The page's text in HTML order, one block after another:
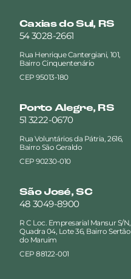
Caxias do Sul, RS
54 3028-2661
Rua Henrique Cantergiani, 101,
Bairro Cinquentenário
CEP 95013-180
Porto Alegre, RS
51 3222-0670
Rua Voluntários da Pátria, 2616,
Bairro São Geraldo
CEP 90230-010
São José, SC
48 3049-8900
R C Loc. Empresarial Mansur S/N,
Quadra 04, Lote 36, Bairro Sertão
do Maruim
CEP 88122-001